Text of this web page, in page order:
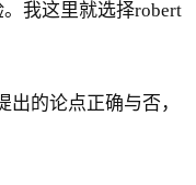
我这里就选择robert
的论点正确与否，